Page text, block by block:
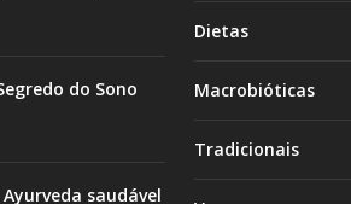
do Sono
saudável
Dietas
Macrobióticas
Tradicionais